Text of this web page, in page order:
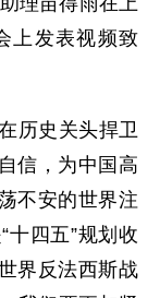
上发表视频致
历史关头捍卫
信，为中国高
不安的世界注
十四五”规划收
界反法西斯战